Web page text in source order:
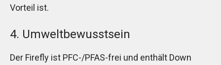
Vorteil ist.
4. Umweltbewusstsein
Der Firefly ist PFC-/PFAS-frei und enthält Down